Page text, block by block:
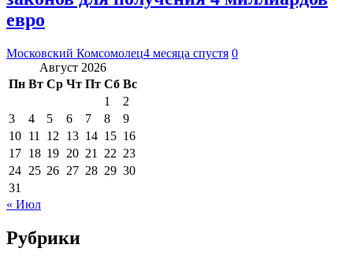
евро
Московский Комсомолец4 месяца спустя 0
Август 2026
Пн Вт Ср Чт Пт Сб Вс
1
2
3
4 5 6 7 8
9
10 11 12 13 14 15 16
17 18 19 20 21 22 23
24 25 26 27 28 29 30
31
« Июл
Рубрики